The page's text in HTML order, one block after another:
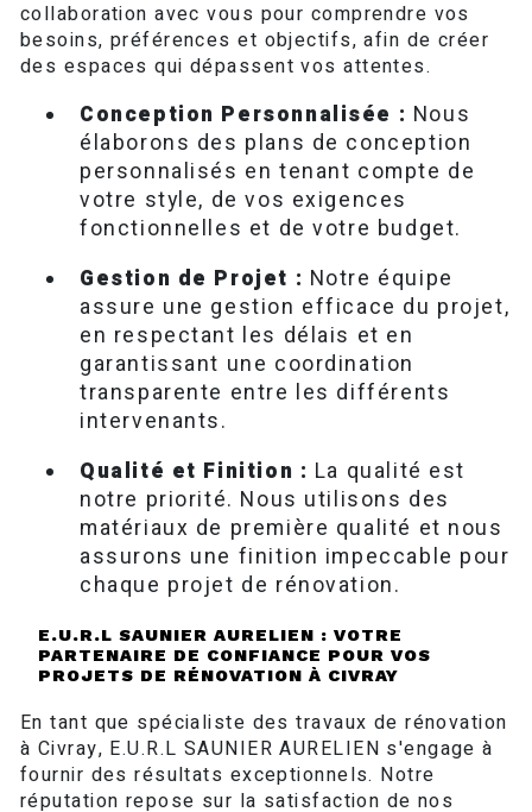
collaboration avec vous pour comprendre vos
besoins, préférences et objectifs, afin de créer
des espaces qui dépassent vos attentes.
Conception Personnalisée : Nous
élaborons des plans de conception
personnalisés en tenant compte de
votre style, de vos exigences
fonctionnelles et de votre budget.
Gestion de Projet : Notre équipe
assure une gestion efficace du projet,
en respectant les délais et en
garantissant une coordination
transparente entre les différents
intervenants.
Qualité et Finition : La qualité est
notre priorité. Nous utilisons des
matériaux de première qualité et nous
assurons une finition impeccable pour
chaque projet de rénovation.
E.U.R.L SAUNIER AURELIEN : VOTRE
PARTENAIRE DE CONFIANCE POUR VOS
PROJETS DE RÉNOVATION À CIVRAY
En tant que spécialiste des travaux de rénovation
à Civray, E.U.R.L SAUNIER AURELIEN s'engage à
fournir des résultats exceptionnels. Notre
réputation repose sur la satisfaction de nos